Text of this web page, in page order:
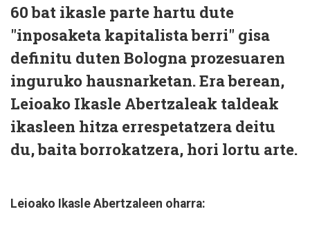
60 bat ikasle parte hartu dute
"inposaketa kapitalista berri" gisa
definitu duten Bologna prozesuaren
inguruko hausnarketan. Era berean,
Leioako Ikasle Abertzaleak taldeak
ikasleen hitza errespetatzera deitu
du, baita borrokatzera, hori lortu arte.
Leioako Ikasle Abertzaleen oharra: